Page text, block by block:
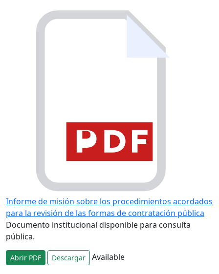
Informe de misión sobre los procedimientos acordados
para la revisión de las formas de contratación pública
Documento institucional disponible para consulta
pública.
Abrir PDF Descargar Available